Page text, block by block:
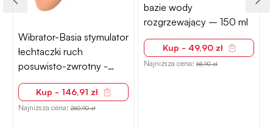
Wibrator-Basia stymulator
łechtaczki ruch
posuwisto-zwrotny -
futurystyczny design
Kup - 146,91 zł
Najniższa cena:260,90 zł
bazie wody
rozgrzewający – 150 ml
Kup - 49,90 zł
Najniższa cena: 68,90 zł